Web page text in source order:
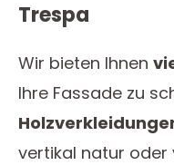
Trespa
Wir bieten Ihnen
Ihre Fassade zu
vertikal natur